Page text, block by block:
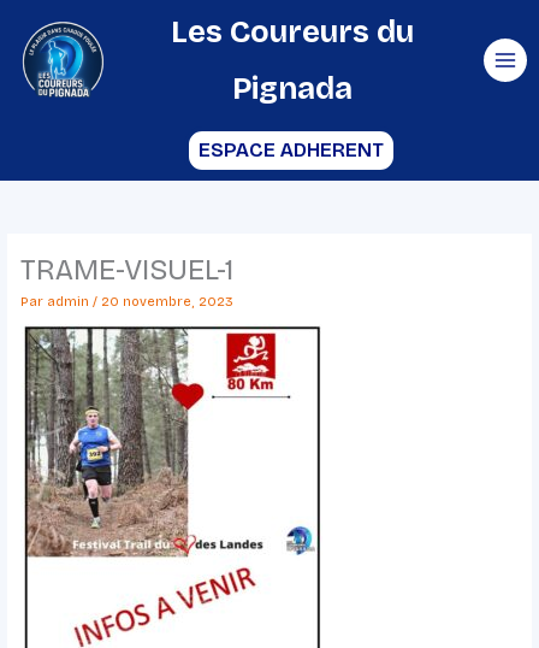
contenu
Les Coureurs du
Pignada
ESPACE ADHERENT
TRAME-VISUEL-1
Par admin / 20 novembre, 2023